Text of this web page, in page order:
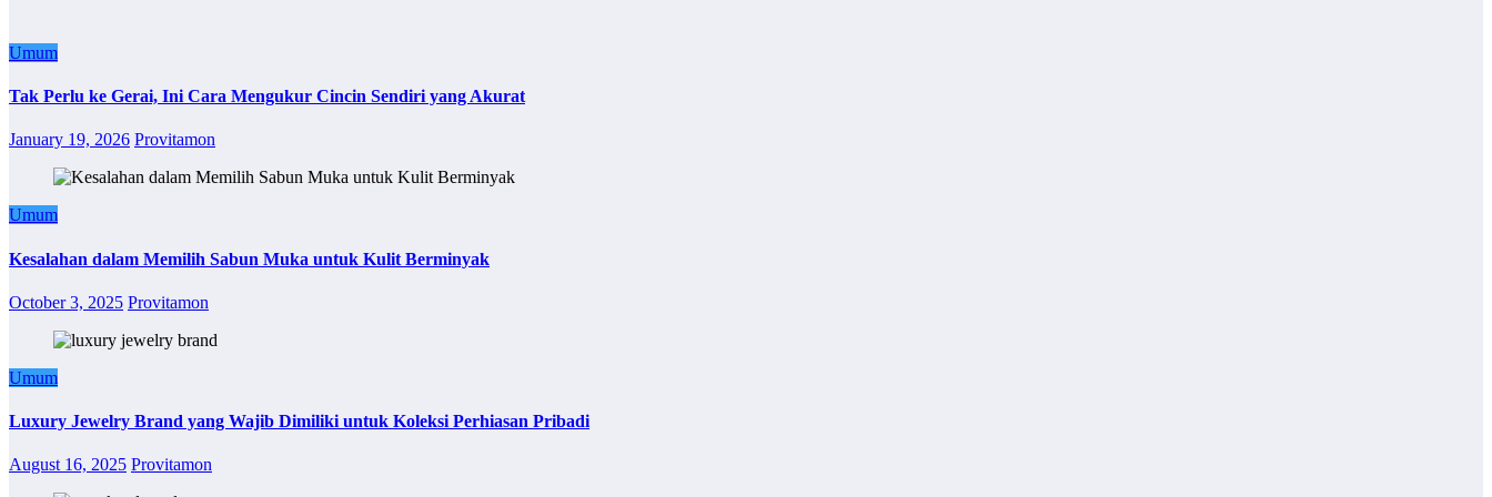
Umum
Tak Perlu ke Gerai, Ini Cara Mengukur Cincin Sendiri yang Akurat
January 19, 2026 Provitamon
Umum
Kesalahan dalam Memilih Sabun Muka untuk Kulit Berminyak
October 3, 2025 Provitamon
Umum
Luxury Jewelry Brand yang Wajib Dimiliki untuk Koleksi Perhiasan Pribadi
August 16, 2025 Provitamon